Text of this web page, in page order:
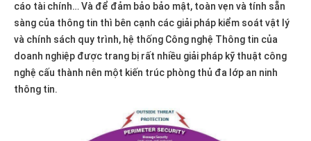
cáo tài chính… Và để đảm bảo bảo mật, toàn vẹn và tính sẵn
sàng của thông tin thì bên cạnh các giải pháp kiểm soát vật lý
và chính sách quy trình, hệ thống Công nghệ Thông tin của
doanh nghiệp được trang bị rất nhiều giải pháp kỹ thuật công
nghệ cấu thành nên một kiến trúc phòng thủ đa lớp an ninh
thông tin.